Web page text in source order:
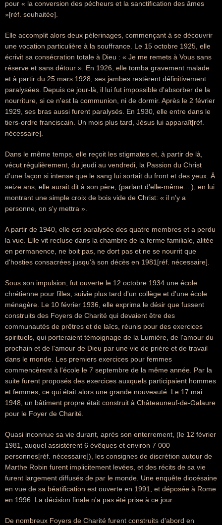
pour « la conversion des pécheurs et la sanctification des âmes
»[réf. souhaitée].
Elle accomplit alors deux pèlerinages, commençant à se découvrir
une vocation particulière à la souffrance. Le 15 octobre 1925, elle
écrivit sa consécration totale à Dieu : « Je me remets à Vous sans
réserve et sans détour ». En 1926, elle tomba gravement malade
et à partir du 25 mars 1928, ses jambes restèrent définitivement
paralysées. Depuis ce jour-là, il lui fut impossible d'absorber de la
nourriture, si ce n'est la communion, ni de dormir. Après le 2 février
1929, ses bras aussi furent paralysés. En 1930, elle entre dans le
tiers-ordre franciscain. Un mois plus tard, Jésus lui apparaît[réf.
nécessaire].
Dans le même temps, elle reçoit les stigmates et, à partir de là,
vécut régulièrement, du jeudi au vendredi, la Passion du Christ
d'une façon si intense que le sang lui sortait du front et des yeux. À
seize ans, elle aurait dit à son père, (parlant d'elle-même... ), en lui
montrant une simple croix de bois vide de Christ: « il n'y a
personne, on s'y mettra ».
A partir de 1940, elle est paralysée des quatre membres et a perdu
la vue. Elle vit recluse dans la chambre de la ferme familiale, alitée
en permanence, ne boit pas, ne dort pas et ne se nourrit que
d'hosties consacrées jusqu'à son décès en 1981[réf. nécessaire].
Sous son impulsion, fut ouverte le 12 octobre 1934 une école
chrétienne pour filles, suivie plus tard d'un collège et d'une école
ménagère. Le 10 février 1936, elle exprima le désir que fussent
construits des Foyers de Charité qui devaient être des
communautés de prêtres et de laïcs, réunis pour des exercices
spirituels, qui porteraient témoignage de la Lumière, de l'amour du
prochain et de l'amour de Dieu par une vie de prière et de travail
dans le monde. Les premiers exercices pour femmes
commencèrent à l'école le 7 septembre de la même année. Par la
suite furent proposés des exercices auxquels participaient hommes
et femmes, ce qui était alors une grande nouveauté. Le 17 mai
1948, un bâtiment propre était construit à Châteauneuf-de-Galaure
pour le Foyer de Charité.
Quasi inconnue sa vie durant, après son enterrement, (le 12 février
1981, auquel assistèrent 6 évêques et environ 7 000
personnes[réf. nécessaire]), les consignes de discrétion autour de
Marthe Robin furent implicitement levées, et des récits de sa vie
furent largement diffusés de par le monde. Une enquête diocésaine
en vue de sa béatification est ouverte en 1991, et déposée à Rome
en 1996. La décision finale n'a pas été prise à ce jour.
De nombreux Foyers de Charité furent construits d'abord en